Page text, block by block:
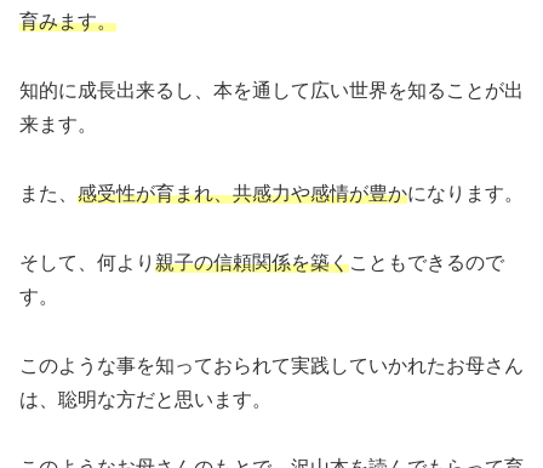
育みます。
知的に成長出来るし、本を通して広い世界を知ることが出
来ます。
また、 感受性が育まれ、共感力や感情が豊かになります。
そして、何より 親子の信頼関係を築くこともできるので
す。
このような事を知っておられて実践していかれたお母さん
は、聡明な方だと思います。